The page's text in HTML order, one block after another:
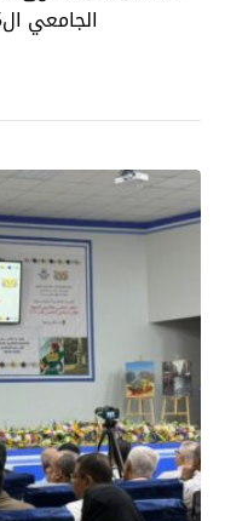
الجامعي ال15، ...